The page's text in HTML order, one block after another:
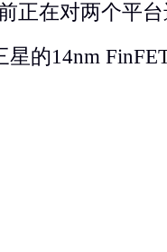
正在对两个平
的14nm